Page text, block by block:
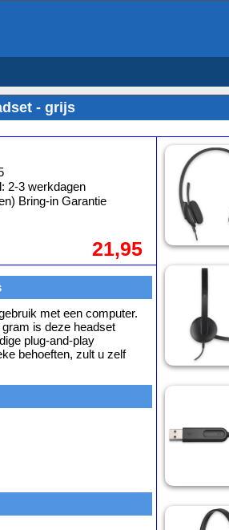
- grijs
2-3 werkdagen
Bring-in Garantie
21,95
met een computer.
is deze headset
plug-and-play
behoeften, zult u zelf